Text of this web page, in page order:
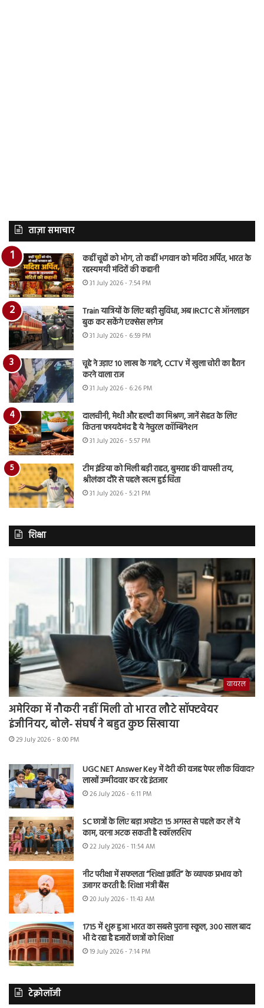
ताज़ा समाचार
कहीं चूहों को भोग, तो कहीं भगवान को मदिरा अर्पित, भारत के
रहस्यमयी मंदिरों की कहानी
31 July 2026 - 7:54 PM
Train यात्रियों के लिए बड़ी सुविधा, अब IRCTC से ऑनलाइन
बुक कर सकेंगे एक्सेस लगेज
31 July 2026 - 6:59 PM
चूहे ने उड़ाए 10 लाख के गहने, CCTV में खुला चोरी का हैरान
करने वाला राज
31 July 2026 - 6:26 PM
दालचीनी, मेथी और हल्दी का मिश्रण, जानें सेहत के लिए
कितना फायदेमंद है ये नेचुरल कॉम्बिनेशन
31 July 2026 - 5:57 PM
टीम इंडिया को मिली बड़ी राहत, बुमराह की वापसी तय,
श्रीलंका दौरे से पहले खत्म हुई चिंता
31 July 2026 - 5:21 PM
शिक्षा
वायरल
अमेरिका में नौकरी नहीं मिली तो भारत लौटे सॉफ्टवेयर
इंजीनियर, बोले- संघर्ष ने बहुत कुछ सिखाया
29 July 2026 - 8:00 PM
UGC NET Answer Key में देरी की वजह पेपर लीक विवाद?
लाखों उम्मीदवार कर रहे इंतजार
26 July 2026 - 6:11 PM
SC छात्रों के लिए बड़ा अपडेट! 15 अगस्त से पहले कर लें ये
काम, वरना अटक सकती है स्कॉलरशिप
22 July 2026 - 11:54 AM
नीट परीक्षा में सफलता “शिक्षा क्रांति” के व्यापक प्रभाव को
उजागर करती है: शिक्षा मंत्री बैंस
20 July 2026 - 11:43 AM
1715 में शुरू हुआ भारत का सबसे पुराना स्कूल, 300 साल बाद
भी दे रहा है हजारों छात्रों को शिक्षा
19 July 2026 - 7:14 PM
टेक्नोलॉजी